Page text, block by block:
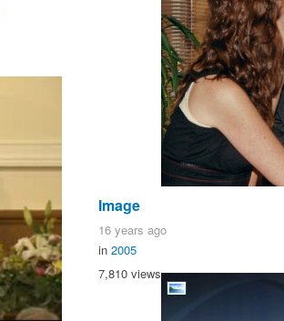
Image
16 years ago
in 2005
7,810 views